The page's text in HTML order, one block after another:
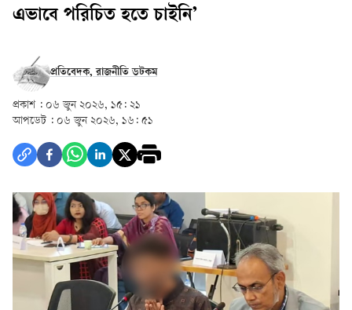
এভাবে পরিচিত হতে চাইনি’
প্রতিবেদক, রাজনীতি ডটকম
প্রকাশ : ০৬ জুন ২০২৬, ১৫: ২১
আপডেট : ০৬ জুন ২০২৬, ১৬: ৫১